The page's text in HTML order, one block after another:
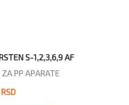
S-1,2,3,6,9 AF
PP APARATE